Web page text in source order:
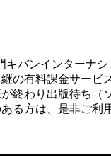
バンインターナ
の有料課金サービ
終わり出版待ち（
る方は、是非ご利